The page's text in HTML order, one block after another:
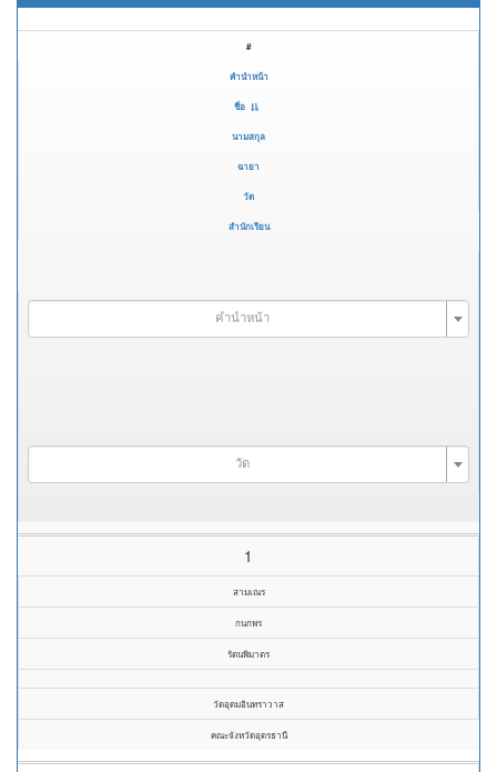
#
คำนำหน้า
ชื่อ
นามสกุล
ฉายา
วัด
สำนักเรียน
คำนำหน้า
วัด
1
สามเณร
กนกพร
รัตนพิมาตร
วัดอุดมอินทราวาส
คณะจังหวัดอุดรธานี